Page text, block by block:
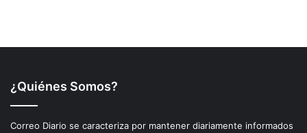
¿Quiénes Somos?
Correo Diario se caracteriza por mantener diariamente informados